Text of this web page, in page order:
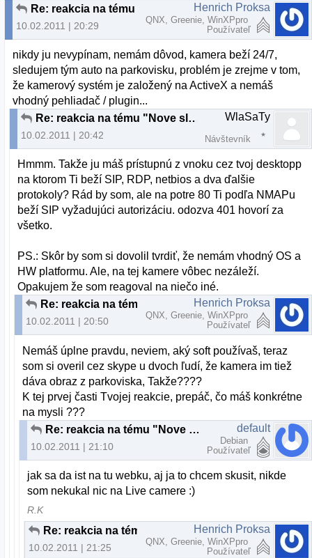
10.02.2011 | 20:29
Henrich Proksa
QNX, Greenie, WinXPpro
Používateľ
nikdy ju nevypínam, nemám dôvod, kamera beží 24/7,
sledujem tým auto na parkovisku, problém je zrejme v tom,
že kamerový systém je založený na ActiveX a nemáš
vhodný pehliadač / plugin...
Re: reakcia na tému "Nove slovenske linuxove distro"
10.02.2011 | 20:42
WlaSaTy
Návštevník
Hmmm. Takže ju máš prístupnú z vnoku cez tvoj desktopp
na ktorom Ti beží SIP, RDP, netbios a dva ďalšie
protokoly? Rád by som, ale na potre 80 Ti podľa NMAPu
beží SIP vyžadujúci autorizáciu. odozva 401 hovorí za
všetko.
PS.: Skôr by som si dovolil tvrdiť, že nemám vhodný OS a
HW platformu. Ale, na tej kamere vôbec nezáleží.
Opakujem že som reagoval na niečo iné.
Re: reakcia na tému "Nove slovenske linuxove distro"
10.02.2011 | 20:50
Henrich Proksa
QNX, Greenie, WinXPpro
Používateľ
Nemáš úplne pravdu, neviem, aký soft používaš, teraz
som si overil cez skype u dvoch ľudí, že kamera im tiež
dáva obraz z parkoviska, Takže????
K tej prvej časti Tvojej reakcie, prepáč, čo máš konkrétne
na mysli ???
Re: reakcia na tému "Nove slovenske linuxove distro"
10.02.2011 | 21:10
default
Debian
Používateľ
jak sa da ist na tu webku, aj ja to chcem skusit, nikde
som nekukal nic na Live camere :)
R.K
Re: reakcia na tému "Nove slovenske linuxove distro"
10.02.2011 | 21:25
Henrich Proksa
QNX, Greenie, WinXPpro
Používateľ